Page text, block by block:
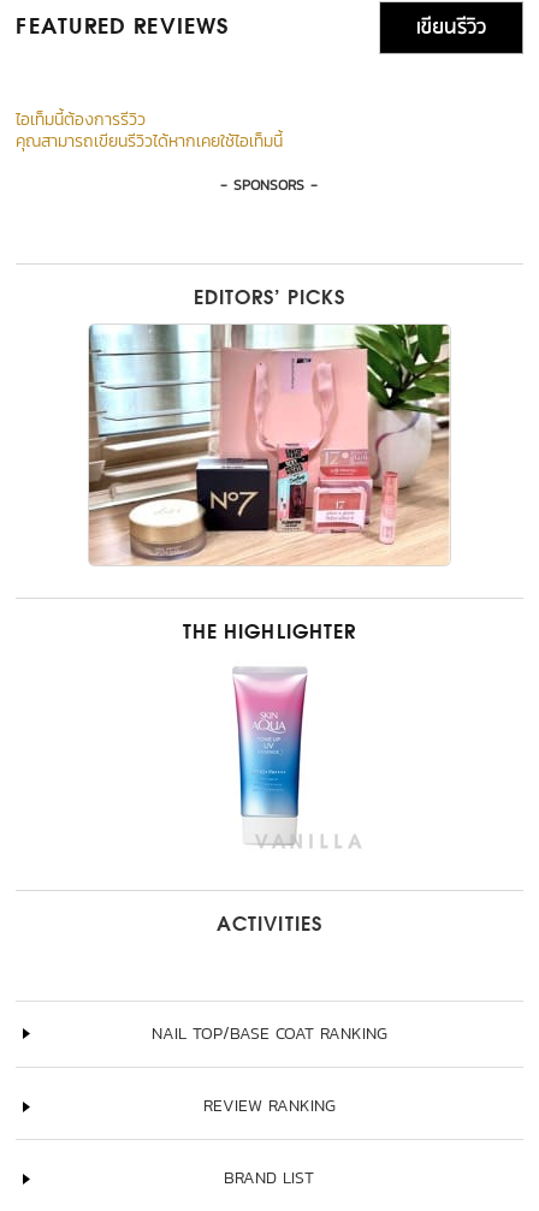
FEATURED REVIEWS เขียนรีวิว
ไอเท็มนี้ต้องการรีวิว
คุณสามารถเขียนรีวิวได้หากเคยใช้ไอเท็มนี้
- SPONSORS -
EDITORS’ PICKS
THE HIGHLIGHTER
ACTIVITIES
NAIL TOP/BASE COAT RANKING
REVIEW RANKING
BRAND LIST